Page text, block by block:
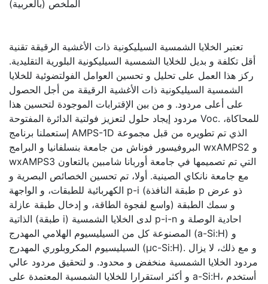
الملخص (بالعربية)
تعتبر الخلايا الشمسية السيليكونية ذات الأغشية الرقيقة تقنية
أقل تكلفة و بديل للخلايا الشمسية السيليكونية البلورية التقليدية.
ركز هذا العمل على تحليل و تحسين العوامل الفولتضوئية للخلايا
الشمسية السيليكونية ذات الأغشية الرقيقة من أجل الحصول
على أعلى مردود. و من بين الإقترابات الموجودة لتحسين هذا
مردود إيجاد حلول لتعزيز فولتية الدائرة المفتوحة Voc. للمحاكاة،
إستعملنا برنامج AMPS-1D الذي تم تطويره من قبل مجموعة
البروفيسور فوناش من جامعة بنسلفانيا و البرامج wxAMPS2 و
wxAMPS3 التي تم تصميمها في جامعة أوربانا شامبين بالتعاون
مع جامعة نانكاي الصينية. أولا، تم تحسين الخصائص البصرية و
الكهربائية للطبقات، و الواجهة p-i (طبقة النافذة p ذو عرض
واسع لفجوة الطاقة، و إدخال طبقة عازلة) و سمك الطبقة
الذاتية (طبقة i) لدى الخلايا الشمسية p-i-n احادية الوصلة و
المصنوعة كل من السيليسيوم الهلامي المهدرج (a-Si:H) و
السيليسيوم المكروبلوري المهدرج (μc-Si:H). و مع ذلك، لا يزال
مردود الخلايا الشمسية منخفض و محدود. و لتحقيق مردود عالي
و أكثر استقرارا للخلايا الشمسية المعتمدة على a-Si:H، أستخدم